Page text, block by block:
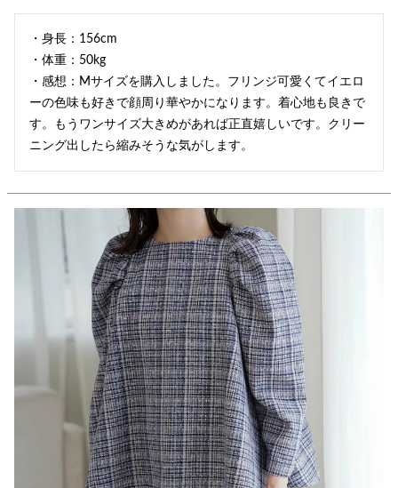
・身長：156cm
・体重：50kg
・感想：Mサイズを購入しました。フリンジ可愛くてイエロ
ーの色味も好きで顔周り華やかになります。着心地も良きで
す。もうワンサイズ大きめがあれば正直嬉しいです。クリー
ニング出したら縮みそうな気がします。